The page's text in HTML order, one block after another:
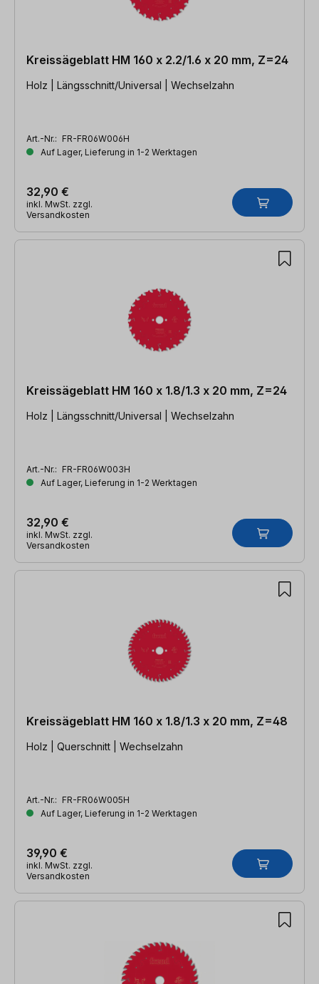
Kreissägeblatt HM 160 x 2.2/1.6 x 20 mm, Z=24
Holz | Längsschnitt/Universal | Wechselzahn
Art.-Nr.: FR-FR06W006H
Auf Lager, Lieferung in 1-2 Werktagen
32,90 €
inkl. MwSt. zzgl.
Versandkosten
Kreissägeblatt HM 160 x 1.8/1.3 x 20 mm, Z=24
Holz | Längsschnitt/Universal | Wechselzahn
Art.-Nr.: FR-FR06W003H
Auf Lager, Lieferung in 1-2 Werktagen
32,90 €
inkl. MwSt. zzgl.
Versandkosten
Kreissägeblatt HM 160 x 1.8/1.3 x 20 mm, Z=48
Holz | Querschnitt | Wechselzahn
Art.-Nr.: FR-FR06W005H
Auf Lager, Lieferung in 1-2 Werktagen
39,90 €
inkl. MwSt. zzgl.
Versandkosten